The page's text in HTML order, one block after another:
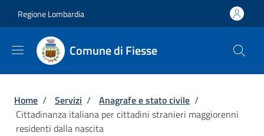
Regione Lombardia
Comune di Fiesse
Briciole di pane
Home / Servizi / Anagrafe e stato civile /
Cittadinanza italiana per cittadini stranieri maggiorenni
residenti dalla nascita